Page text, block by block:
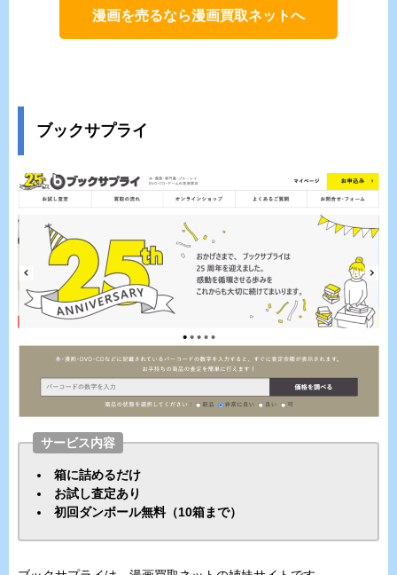
漫画を売るなら漫画買取ネットへ
ブックサプライ
サービス内容
箱に詰めるだけ
お試し査定あり
初回ダンボール無料（10箱まで）